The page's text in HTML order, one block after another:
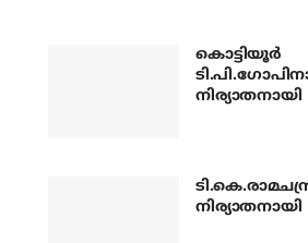
കൊട്ടിയൂര്‍
നിര്യാതനായി
നിര്യാതനായി